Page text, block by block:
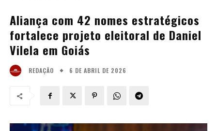
Aliança com 42 nomes estratégicos
fortalece projeto eleitoral de Daniel
Vilela em Goiás
REDAÇÃO 6 DE ABRIL DE 2026